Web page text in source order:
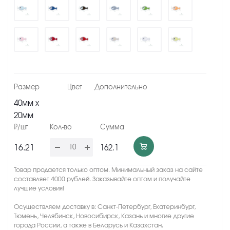
40мм х
20мм
16.21 162.1
Товар продается только оптом. Минимальный заказ на сайте
составляет 4000 рублей. Заказывайте оптом и получайте
лучшие условия!
Осуществляем доставку в: Санкт-Петербург, Екатеринбург,
Тюмень, Челябинск, Новосибирск, Казань и многие другие
города России, а также в Беларусь и Казахстан.